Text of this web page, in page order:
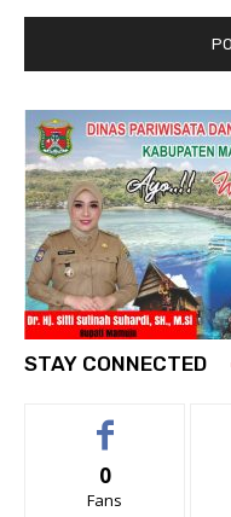
STAY CONNECTED
0
Fans